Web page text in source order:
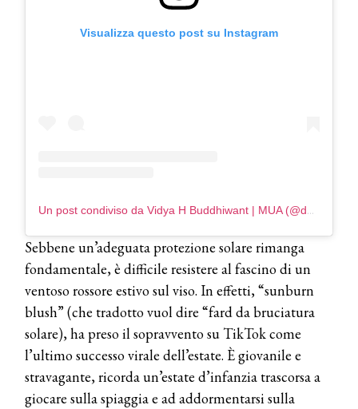
Visualizza questo post su Instagram
Un post condiviso da Vidya H Buddhiwant | MUA (@dearshimmer)
Sebbene un’adeguata protezione solare rimanga
fondamentale, è difficile resistere al fascino di un
ventoso rossore estivo sul viso. In effetti, “sunburn
blush” (che tradotto vuol dire “fard da bruciatura
solare), ha preso il sopravvento su TikTok come
l’ultimo successo virale dell’estate. È giovanile e
stravagante, ricorda un’estate d’infanzia trascorsa a
giocare sulla spiaggia e ad addormentarsi sulla